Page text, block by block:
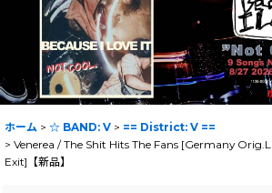
ホーム > ☆ BAND: V > == District: V ==
> Venerea / The Shit Hits The Fans [Germany
Exit]【新品】